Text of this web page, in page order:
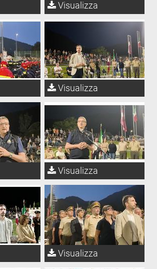
Visualizza
Visualizza
Visualizza
Visualizza